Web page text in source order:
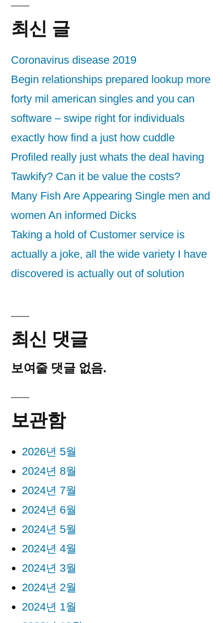
최신 글
Coronavirus disease 2019
Begin relationships prepared lookup more
forty mil american singles and you can
software – swipe right for individuals
exactly how find a just how cuddle
Profiled really just whats the deal having
Tawkify? Can it be value the costs?
Many Fish Are Appearing Single men and
women An informed Dicks
Taking a hold of Customer service is
actually a joke, all the wide variety I have
discovered is actually out of solution
최신 댓글
보여줄 댓글 없음.
보관함
2026년 5월
2024년 8월
2024년 7월
2024년 6월
2024년 5월
2024년 4월
2024년 3월
2024년 2월
2024년 1월